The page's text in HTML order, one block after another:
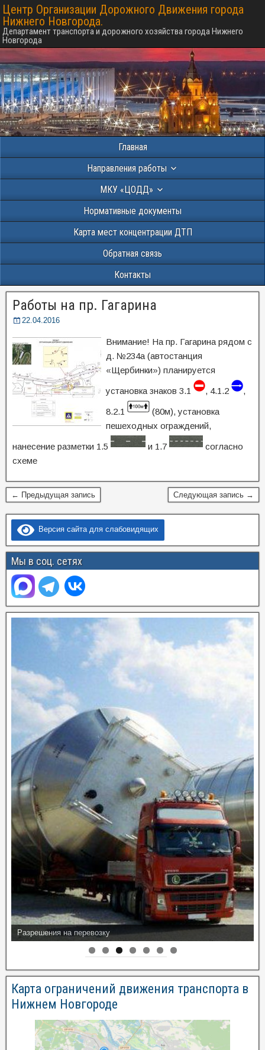
Центр Организации Дорожного Движения города
Нижнего Новгорода.
Департамент транспорта и дорожного хозяйства города Нижнего
Новгорода
Главная
Направления работы
МКУ «ЦОДД»
Нормативные документы
Карта мест концентрации ДТП
Обратная связь
Контакты
Работы на пр. Гагарина
22.04.2016
Внимание! На пр. Гагарина рядом с
д. №234а (автостанция
«Щербинки») планируется
установка знаков 3.1 , 4.1.2 ,
8.2.1
(80м), установка
пешеходных ограждений,
нанесение разметки 1.5 и 1.7
согласно
схеме
← Предыдущая запись Следующая запись →
Версия сайта для слабовидящих
Мы в соц. сетях
Разрешения на перевозку
Карта ограничений движения транспорта в
Нижнем Новгороде